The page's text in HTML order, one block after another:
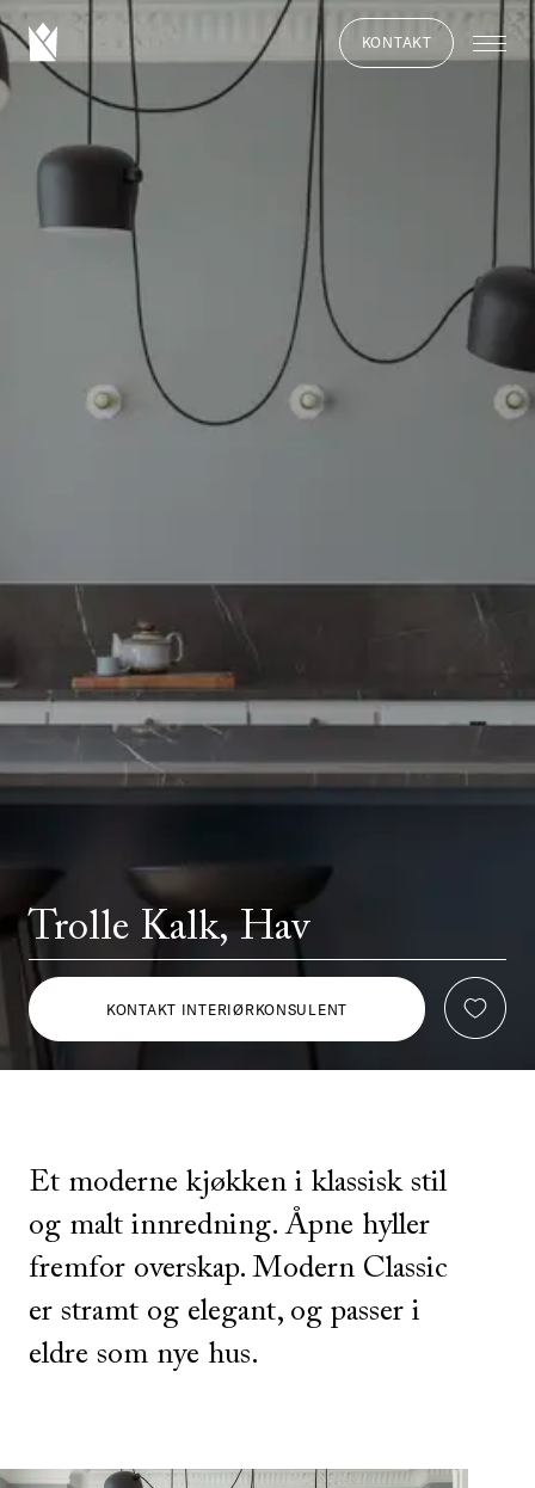
KONTAKT
Trolle Kalk, Hav
KONTAKT INTERIØRKONSULENT
Et moderne kjøkken i klassisk stil
og malt innredning. Åpne hyller
fremfor overskap. Modern Classic
er stramt og elegant, og passer i
eldre som nye hus.